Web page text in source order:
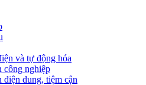
và tự động hóa
công nghiệp
điện dung, tiệm cận